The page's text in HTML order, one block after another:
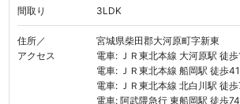
間取り 3LDK
住所／
アクセス
宮城県柴田郡大河原町字新東
電車: ＪＲ東北本線 大河原駅 徒
電車: ＪＲ東北本線 船岡駅 徒歩
電車: ＪＲ東北本線 北白川駅 徒
電車: 阿武隈急行 東船岡駅 徒歩